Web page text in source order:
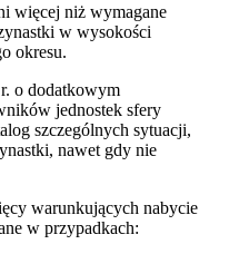
więcej niż wymagane
w wysokości
okresu.
o dodatkowym
jednostek sfery
szczególnych sytuacji,
nawet gdy nie
warunkujących nabycie
w przypadkach: